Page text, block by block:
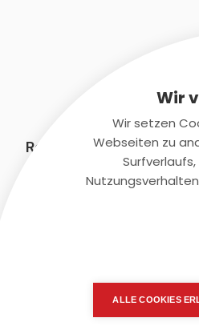
Rechtliches
Wir
Wir setzen
Webseiten zu
ALLE COOKIES